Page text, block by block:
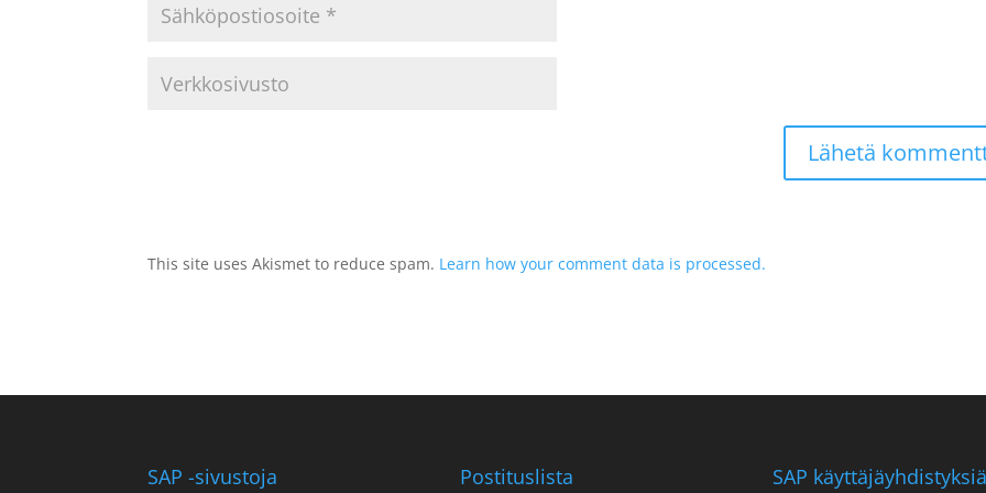
This site uses Akismet to reduce spam. Learn how your comment data is processed.
SAP -sivustoja Postituslista SAP käyttäjäyhdistyksiä